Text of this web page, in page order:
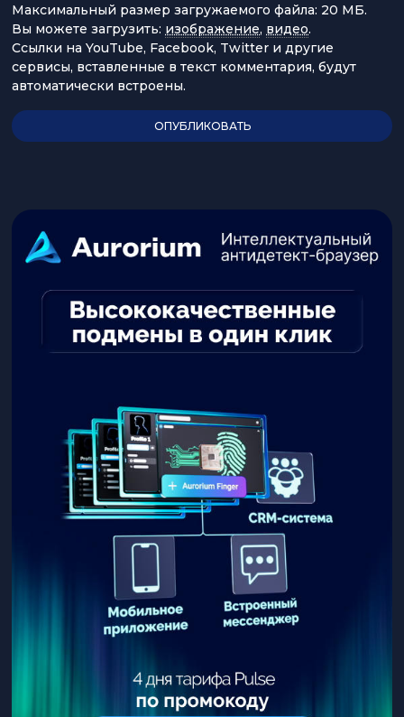
Максимальный размер загружаемого файла: 20 МБ.
Вы можете загрузить: изображение, видео.
Ссылки на YouTube, Facebook, Twitter и другие
сервисы, вставленные в текст комментария, будут
автоматически встроены.